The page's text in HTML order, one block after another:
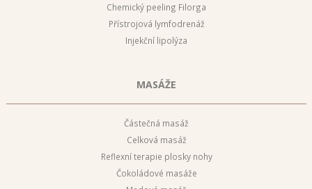
Chemický peeling Filorga
Přístrojová lymfodrenáž
Injekční lipolýza
MASÁŽE
Částečná masáž
Celková masáž
Reflexní terapie plosky nohy
Čokoládové masáže